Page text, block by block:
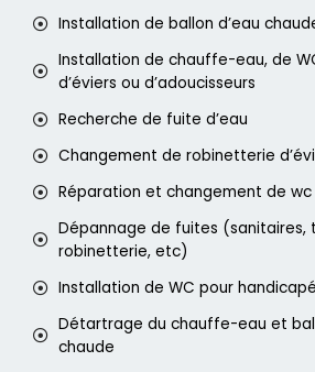
Installation de ballon d’eau
Installation de chauffe-eau, de
d’éviers ou d’adoucisseurs
Recherche de fuite d’eau
Changement de robinetterie
Réparation et changement de wc
Dépannage de fuites (sanitaires,
robinetterie, etc)
Installation de WC pour
Détartrage du chauffe-eau et
chaude